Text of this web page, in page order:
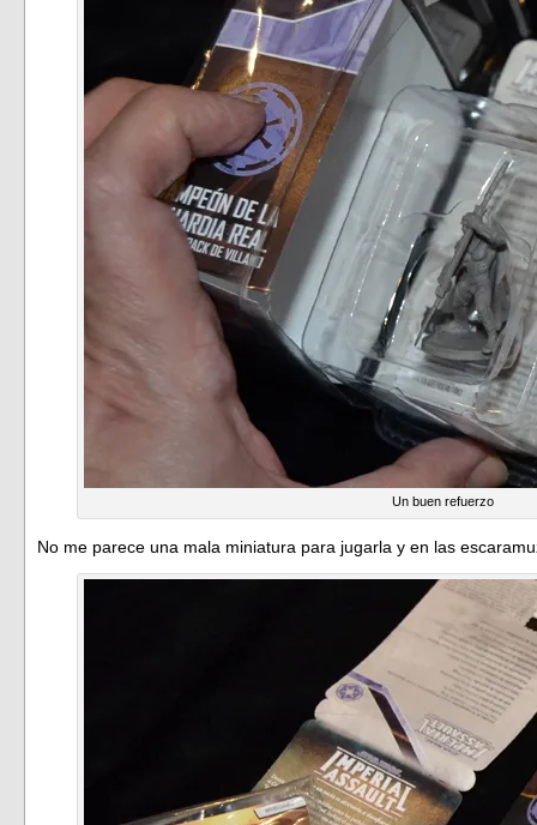
Un buen refuerzo
No me parece una mala miniatura para jugarla y en las